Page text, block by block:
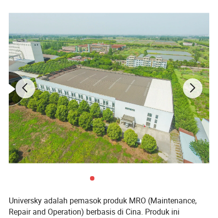
Frekuensi 50Hz/60Hz
Daya Tetapan 1.300 W
Kecepatan Anda 11.000r/mnt
Poros output M14, 5/8"-11UNC
Roda Gerinda Ø115/125x 22,2 mm
Aksesori
1pc gagang samping / 1pc kunci Inggris / 1pc Gerinda
roda
FITUR
Universky adalah pemasok produk MRO (Maintenance,
Repair and Operation) berbasis di Cina. Produk ini